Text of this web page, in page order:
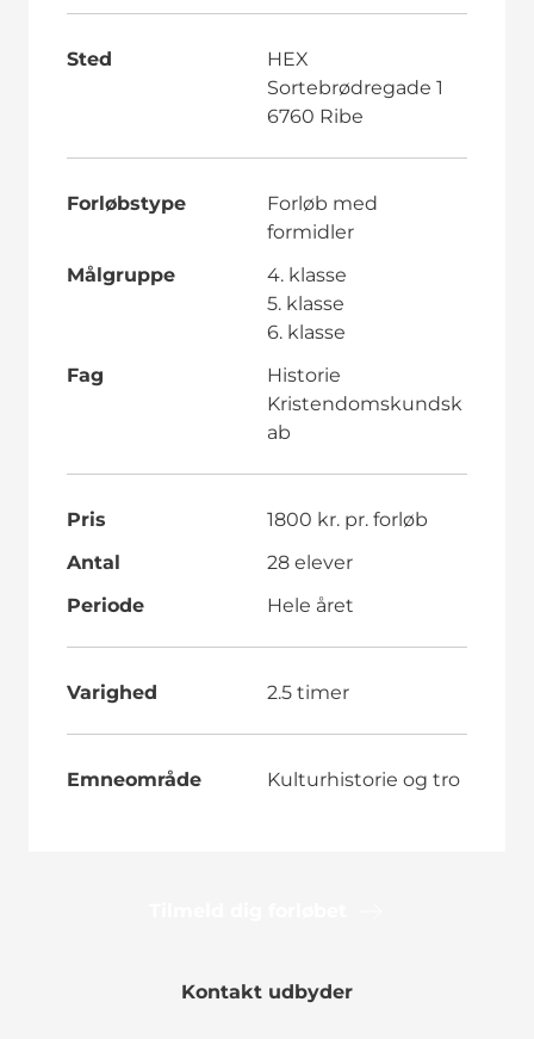
Sted
HEX
Sortebrødregade 1
6760 Ribe
Forløbstype
Forløb med
formidler
Målgruppe
4. klasse
5. klasse
6. klasse
Fag
Historie
Kristendomskundsk
ab
Pris
1800 kr. pr. forløb
Antal
28 elever
Periode
Hele året
Varighed 2.5 timer
Emneområde Kulturhistorie og tro
Kontakt udbyder